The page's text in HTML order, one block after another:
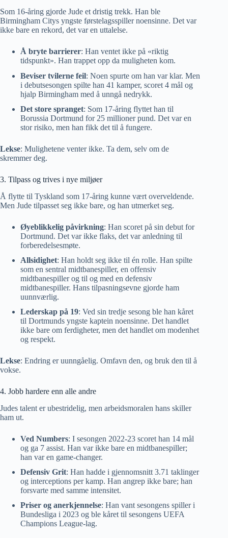
Som 16-åring gjorde Jude et dristig trekk. Han ble
Birmingham Citys yngste førstelagsspiller noensinne. Det var
ikke bare en rekord, det var en uttalelse.
Å bryte barrierer: Han ventet ikke på «riktig
tidspunkt». Han trappet opp da muligheten kom.
Beviser tvilerne feil: Noen spurte om han var klar. Men
i debutsesongen spilte han 41 kamper, scoret 4 mål og
hjalp Birmingham med å unngå nedrykk.
Det store spranget: Som 17-åring flyttet han til
Borussia Dortmund for 25 millioner pund. Det var en
stor risiko, men han fikk det til å fungere.
Lekse: Mulighetene venter ikke. Ta dem, selv om de
skremmer deg.
3. Tilpass og trives i nye miljøer
Å flytte til Tyskland som 17-åring kunne vært overveldende.
Men Jude tilpasset seg ikke bare, og han utmerket seg.
Øyeblikkelig påvirkning: Han scoret på sin debut for
Dortmund. Det var ikke flaks, det var anledning til
forberedelsesmøte.
Allsidighet: Han holdt seg ikke til én rolle. Han spilte
som en sentral midtbanespiller, en offensiv
midtbanespiller og til og med en defensiv
midtbanespiller. Hans tilpasningsevne gjorde ham
uunnværlig.
Lederskap på 19: Ved sin tredje sesong ble han kåret
til Dortmunds yngste kaptein noensinne. Det handlet
ikke bare om ferdigheter, men det handlet om modenhet
og respekt.
Lekse: Endring er uunngåelig. Omfavn den, og bruk den til å
vokse.
4. Jobb hardere enn alle andre
Judes talent er ubestridelig, men arbeidsmoralen hans skiller
ham ut.
Ved Numbers: I sesongen 2022-23 scoret han 14 mål
og ga 7 assist. Han var ikke bare en midtbanespiller;
han var en game-changer.
Defensiv Grit: Han hadde i gjennomsnitt 3.71 taklinger
og interceptions per kamp. Han angrep ikke bare; han
forsvarte med samme intensitet.
Priser og anerkjennelse: Han vant sesongens spiller i
Bundesliga i 2023 og ble kåret til sesongens UEFA
Champions League-lag.